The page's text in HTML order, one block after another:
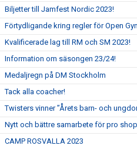
Biljetter till Jamfest Nordic 2023!
Förtydligande kring regler för Open
Kvalificerade lag till RM och SM 2023!
Information om säsongen 23/24!
Medaljregn på DM Stockholm
Tack alla coacher!
Twisters vinner ”Årets barn- och
Nytt och bättre samarbete för pro
CAMP ROSVALLA 2023